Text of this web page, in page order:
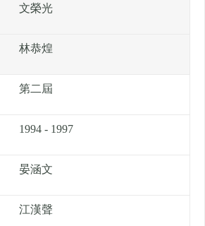
文榮光
林恭煌
第二屆
1994 - 1997
晏涵文
江漢聲